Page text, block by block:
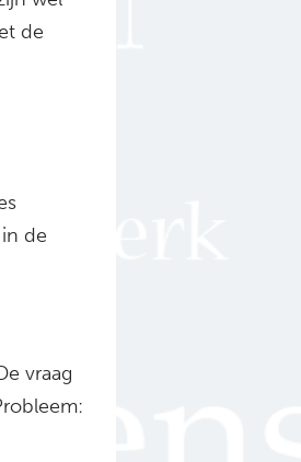
de
de
vraag